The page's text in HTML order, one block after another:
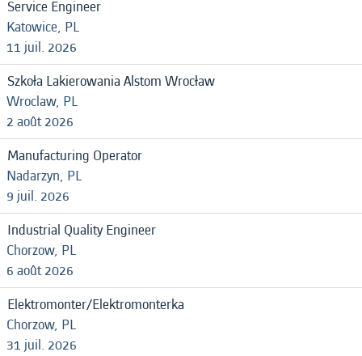
Service Engineer
Katowice, PL
11 juil. 2026
Szkoła Lakierowania Alstom Wrocław
Wroclaw, PL
2 août 2026
Manufacturing Operator
Nadarzyn, PL
9 juil. 2026
Industrial Quality Engineer
Chorzow, PL
6 août 2026
Elektromonter/Elektromonterka
Chorzow, PL
31 juil. 2026